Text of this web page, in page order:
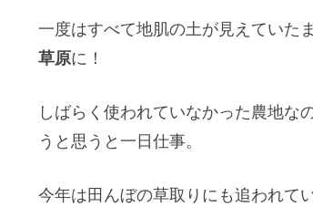
一度はすべて地肌の土が見えていた
草原に！
しばらく使われていなかった農地な
うと思うと一日仕事。
今年は田んぼの草取りにも追われて